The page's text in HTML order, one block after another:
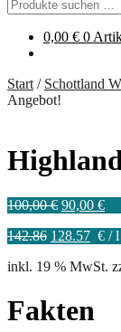
nach:
0,00 € 0
Start / Schottland
Angebot!
100,00€
war:
90,00 €
ist:
142.86 128.57 € /l
inkl. 19 % MwSt.
Fakten